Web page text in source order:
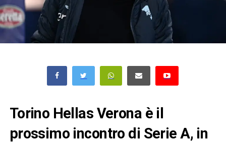
Torino Hellas Verona è il
prossimo incontro di Serie A, in